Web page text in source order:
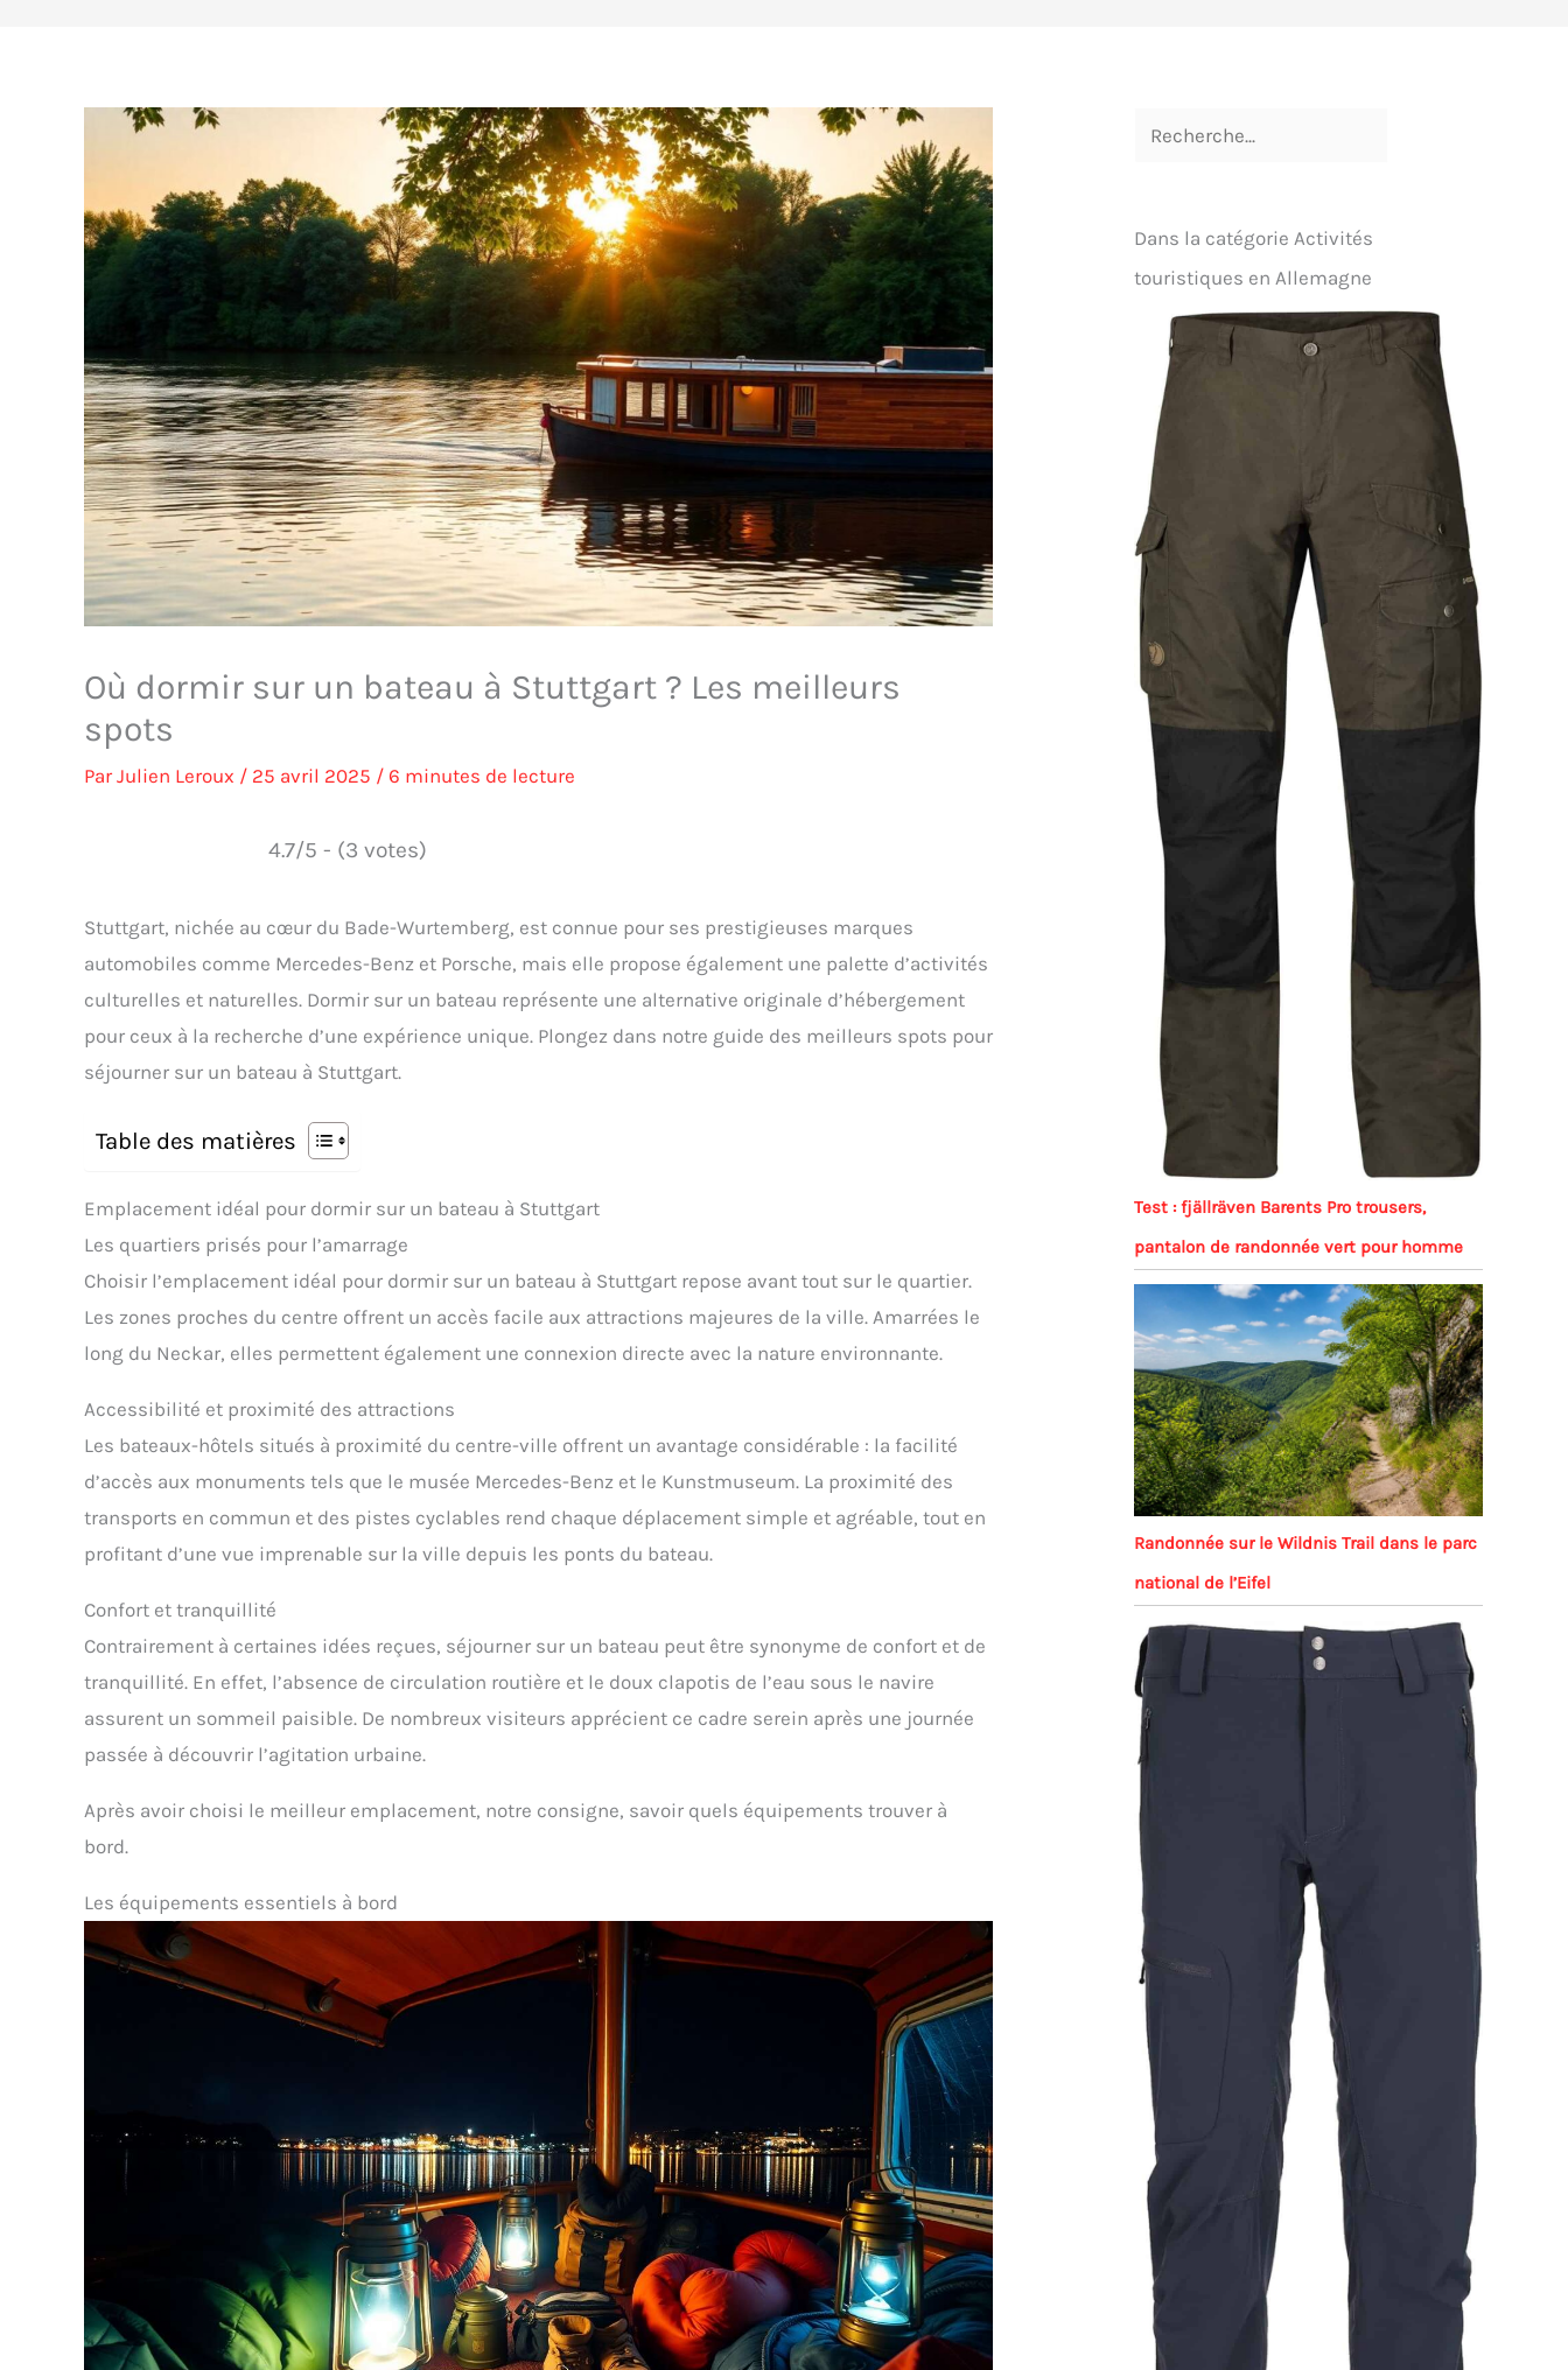
Où dormir sur un bateau à Stuttgart ? Les meilleurs
spots
ParJulien Leroux / 25 avril 2025 / 6 minutes de lecture
4.7/5 - (3 votes)
Stuttgart, nichée au cœur du Bade-Wurtemberg, est connue pour ses prestigieuses marques
automobiles comme Mercedes-Benz et Porsche, mais elle propose également une palette d’activités
culturelles et naturelles. Dormir sur un bateau représente une alternative originale d’hébergement
pour ceux à la recherche d’une expérience unique. Plongez dans notre guide des meilleurs spots pour
séjourner sur un bateau à Stuttgart.
Table des matières
Emplacement idéal pour dormir sur un bateau à Stuttgart
Les quartiers prisés pour l’amarrage
Choisir l’emplacement idéal pour dormir sur un bateau à Stuttgart repose avant tout sur le quartier.
Les zones proches du centre offrent un accès facile aux attractions majeures de la ville. Amarrées le
long du Neckar, elles permettent également une connexion directe avec la nature environnante.
Accessibilité et proximité des attractions
Les bateaux-hôtels situés à proximité du centre-ville offrent un avantage considérable : la facilité
d’accès aux monuments tels que le musée Mercedes-Benz et le Kunstmuseum. La proximité des
transports en commun et des pistes cyclables rend chaque déplacement simple et agréable, tout en
profitant d’une vue imprenable sur la ville depuis les ponts du bateau.
Confort et tranquillité
Contrairement à certaines idées reçues, séjourner sur un bateau peut être synonyme de confort et de
tranquillité. En effet, l’absence de circulation routière et le doux clapotis de l’eau sous le navire
assurent un sommeil paisible. De nombreux visiteurs apprécient ce cadre serein après une journée
passée à découvrir l’agitation urbaine.
Après avoir choisi le meilleur emplacement, notre consigne, savoir quels équipements trouver à
bord.
Les équipements essentiels à bord
Dans la catégorie Activités
touristiques en Allemagne
Test : fjällräven Barents Pro trousers,
pantalon de randonnée vert pour homme
Randonnée sur le Wildnis Trail dans le parc
national de l’Eifel